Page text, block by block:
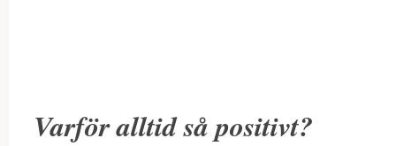
Varför alltid så positivt?